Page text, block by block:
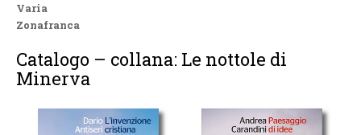
Varia
Zonafranca
Catalogo – collana: Le nottole di
Minerva